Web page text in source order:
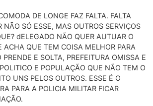
DE LONGE FAZ FALTA. FALTA
NÃO SÓ ESSE, MAS OUTROS SERVIÇOS
dELEGADO NÃO QUER AUTUAR O
ACHA QUE TEM COISA MELHOR PARA
PRENDE E SOLTA, PREFEITURA OMISSA E
E POPULAÇÃO QUE NÃO TEM O
UNS PELOS OUTROS. ESSE É O
PARA A POLICIA MILITAR FICAR